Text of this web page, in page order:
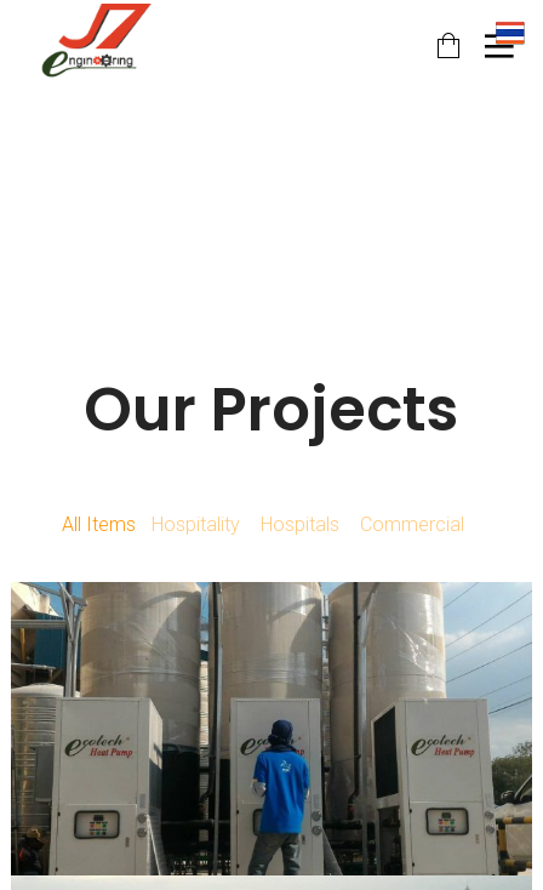
11
JULY
11
JULY
ฉลาก
11
JULY
นวัตกรรม
JULY
2017
อีโคเทคลุย
อาเซียน ชู
“เครื่องทำ
น้ำ
ร้อน”แบรนด์
ไทย
JULY
นวัตกรรม
เพื่อสิ่ง
แวดล้อม
แพงจริง
JULY
2017
มาตรฐาน
EN255-3
11
JULY
COPT
11
JULY
2017
คนไทยได้
ประโยชน์
อะไรกับ
โครงการ
TIEB
23
MAY
2017
“ECOTECH”, A
LEADER IN
HEAT PUMP
TECHNOLOGY
23 23 23
Our Projects
All Items Hospitality Hospitals Commercial